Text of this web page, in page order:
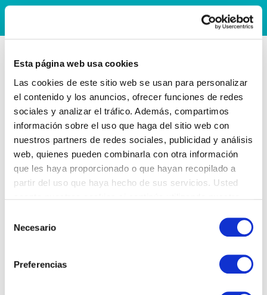
Esta página web usa cookies
Las cookies de este sitio web se usan para personalizar
el contenido y los anuncios, ofrecer funciones de redes
sociales y analizar el tráfico. Además, compartimos
información sobre el uso que haga del sitio web con
nuestros partners de redes sociales, publicidad y análisis
web, quienes pueden combinarla con otra información
que les haya proporcionado o que hayan recopilado a
partir del uso que haya hecho de sus servicios. Usted
Necesario
Preferencias